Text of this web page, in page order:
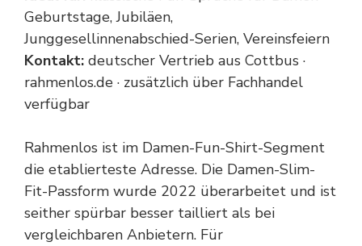
Geburtstage, Jubiläen,
Junggesellinnenabschied-Serien, Vereinsfeiern
Kontakt: deutscher Vertrieb aus Cottbus ·
rahmenlos.de · zusätzlich über Fachhandel
verfügbar
Rahmenlos ist im Damen-Fun-Shirt-Segment
die etablierteste Adresse. Die Damen-Slim-
Fit-Passform wurde 2022 überarbeitet und ist
seither spürbar besser tailliert als bei
vergleichbaren Anbietern. Für